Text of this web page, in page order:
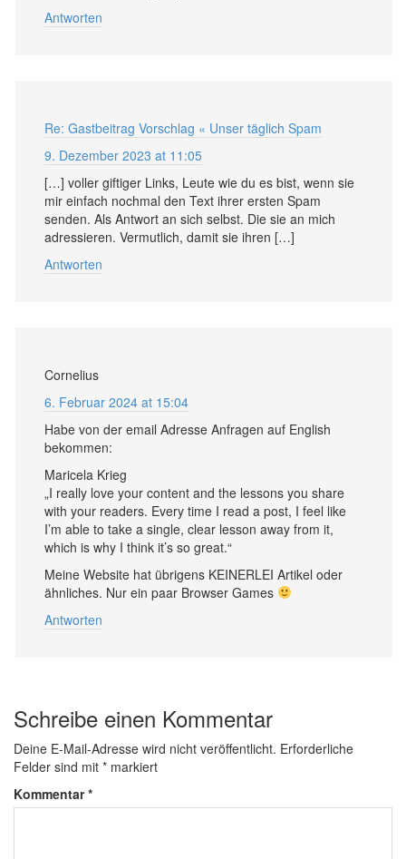
Antworten
Re: Gastbeitrag Vorschlag « Unser täglich Spam
9. Dezember 2023 at 11:05
[…] voller giftiger Links, Leute wie du es bist, wenn sie
mir einfach nochmal den Text ihrer ersten Spam
senden. Als Antwort an sich selbst. Die sie an mich
adressieren. Vermutlich, damit sie ihren […]
Antworten
Cornelius
6. Februar 2024 at 15:04
Habe von der email Adresse Anfragen auf English
bekommen:
Maricela Krieg
„I really love your content and the lessons you share
with your readers. Every time I read a post, I feel like
I’m able to take a single, clear lesson away from it,
which is why I think it’s so great.“
Meine Website hat übrigens KEINERLEI Artikel oder
ähnliches. Nur ein paar Browser Games
Antworten
Schreibe einen Kommentar
Deine E-Mail-Adresse wird nicht veröffentlicht. Erforderliche
Felder sind mit * markiert
Kommentar*